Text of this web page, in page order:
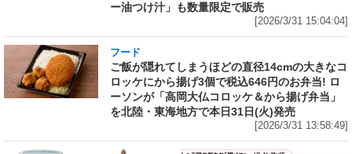
ー油つけ汁」も数量限定で販売
[2026/3/31 15:04:04]
フード
ご飯が隠れてしまうほどの直径14cmの大きなコ
ロッケにから揚げ3個で税込646円のお弁当! ロ
ーソンが「高岡大仏コロッケ＆から揚げ弁当」
を北陸・東海地方で本日31日(火)発売
[2026/3/31 13:58:49]